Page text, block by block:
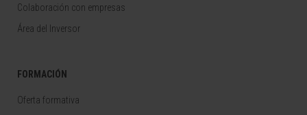
Colaboración con empresas
Área del Inversor
FORMACIÓN
Oferta formativa